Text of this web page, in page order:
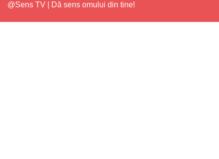
@Sens TV | Dă sens omului din tine!